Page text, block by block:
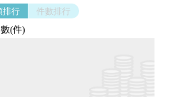
排行 件數排行
(件)